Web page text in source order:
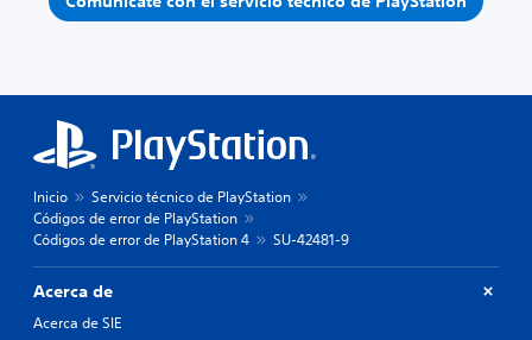
Inicio
Servicio técnico de PlayStation
Códigos de error de PlayStation
Códigos de error de PlayStation 4
SU-42481-9
Acerca de
Acerca de SIE